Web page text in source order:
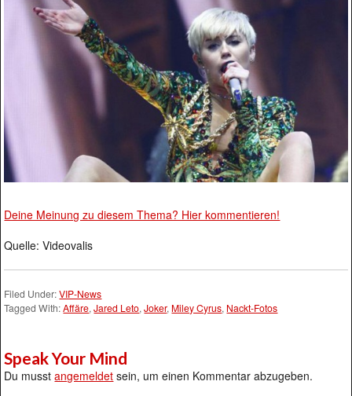
Deine Meinung zu diesem Thema? Hier kommentieren!
Quelle: Videovalis
Filed Under:VIP-News
Tagged With:Affäre,Jared Leto,Joker, Miley Cyrus, Nackt-Fotos
Speak Your Mind
Du musstangemeldet sein, um einen Kommentar abzugeben.